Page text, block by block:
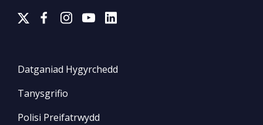
Datganiad Hygyrchedd
Tanysgrifio
Polisi Preifatrwydd